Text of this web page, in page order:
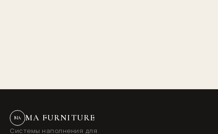
MA MA FURNITURE
Системы наполнения для